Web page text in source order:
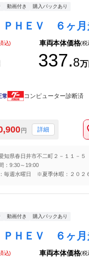
動画付き 購入パックあり
込) 車両本体価格(税
337.8万
常 コンピューター診断済
円 詳細
知県春日井市不二町２－１１－５
：9:30～19:00
毎週水曜日 ※夏季休暇：２０２
動画付き 購入パックあり
込) 車両本体価格(税